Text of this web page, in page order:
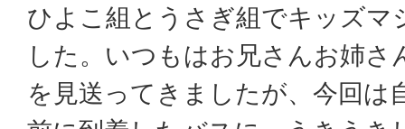
ひよこ組とうさぎ組でキッズマ
した。いつもはお兄さんお姉さ
を見送ってきましたが、今回は